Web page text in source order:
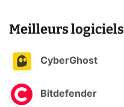
Meilleurs logiciels
CyberGhost
Bitdefender